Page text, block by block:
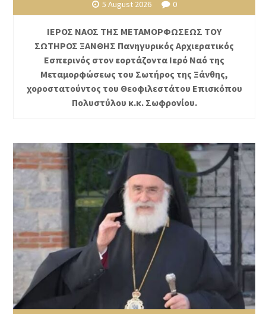
5 August 2026 0
ΙΕΡΟΣ ΝΑΟΣ ΤΗΣ ΜΕΤΑΜΟΡΦΩΣΕΩΣ ΤΟΥ
ΣΩΤΗΡΟΣ ΞΑΝΘΗΣ Πανηγυρικός Αρχιερατικός
Εσπερινός στον εορτάζοντα Ιερό Ναό της
Μεταμορφώσεως του Σωτήρος της Ξάνθης,
χοροστατούντος του Θεοφιλεστάτου Επισκόπου
Πολυστύλου κ.κ. Σωφρονίου.